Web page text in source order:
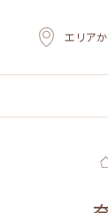
エリア